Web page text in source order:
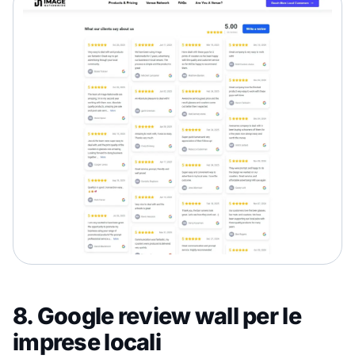
8. Google review wall per le
imprese locali